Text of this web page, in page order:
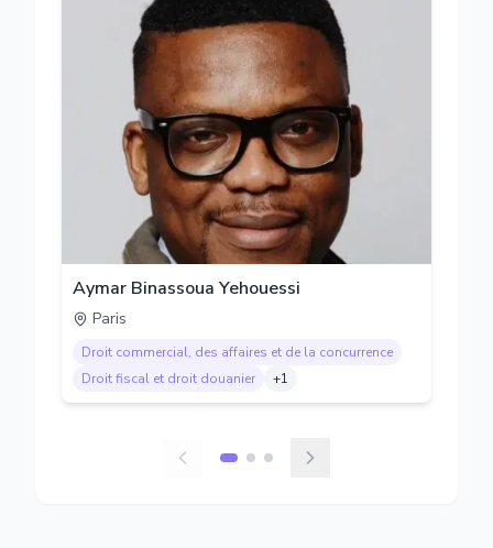
Aymar Binassoua Yehouessi
Paris
Droit commercial, des affaires et de la concurrence
Droit fiscal et droit douanier
+1